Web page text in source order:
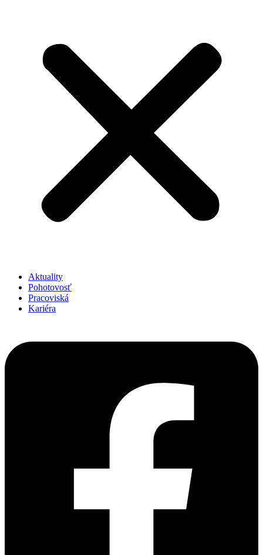
Aktuality
Pohotovosť
Pracoviská
Kariéra